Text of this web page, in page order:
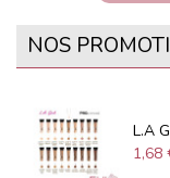
NOS
L.A
1,68